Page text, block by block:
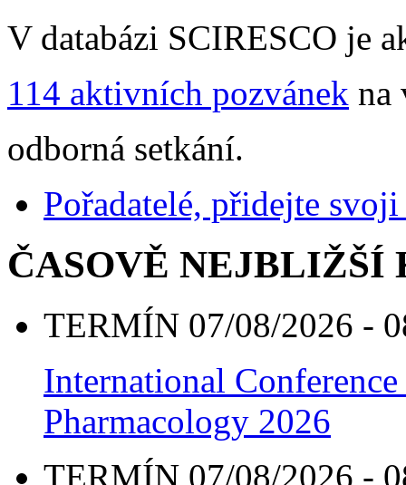
V databázi SCIRESCO je
114 aktivních pozvánek na
odborná setkání.
Pořadatelé, přidejte
ČASOVĚ NEJBLIŽŠÍ
TERMÍN 07/08/2026 -
International
Pharmacology 2026
TERMÍN 07/08/2026 -